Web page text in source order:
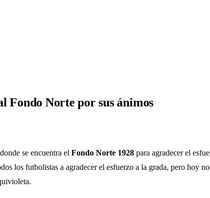
Fondo Norte por sus ánimos
se encuentra el Fondo Norte 1928 para agradecer el
los futbolistas a agradecer el esfuerzo a la grada, pero hoy